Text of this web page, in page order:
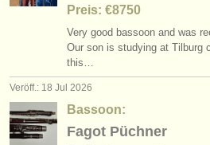
Preis: €8750
Very good bassoon and was
Our son is studying at Tilburg
this…
Veröff.: 18 Jul 2026
Bassoon:
Fagot Püchner